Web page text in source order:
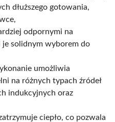
dłuższego gotowania,
odpornymi na
je solidnym wyborem do
umożliwia
na różnych typach źródeł
indukcyjnych oraz
ciepło, co pozwala